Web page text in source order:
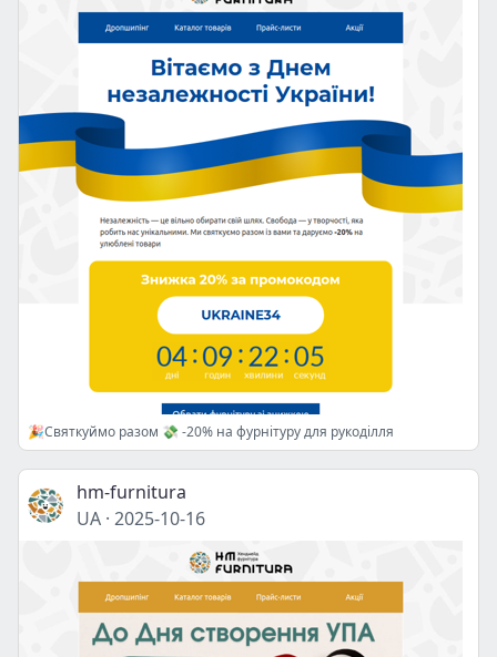
🎉Святкуймо разом 💸 -20% на фурнітуру для рукоділля
hm-furnitura
UA · 2025-10-16